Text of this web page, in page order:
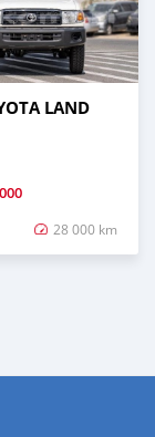
LAND
28 000 km